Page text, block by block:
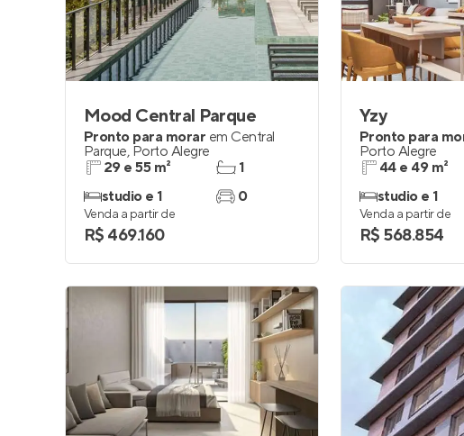
Mood Central Parque
Pronto para morar em Central
Parque, Porto Alegre
29 e 55 m²
studio e 1
1
0
Venda a partir de
R$ 469.160
Yzy
Pronto para
Porto Alegre
44 e 49 m²
studio e 1
Venda a partir de
R$ 568.854